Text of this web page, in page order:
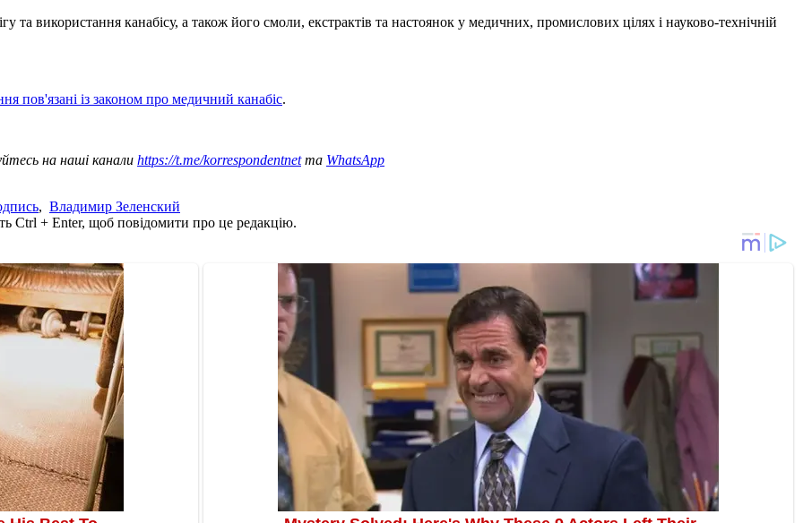
використання канабісу, а також його смоли, екстрактів та настоянок у медичних, промислових цілях і науково-технічній
пов'язані із законом про медичний канабіс.
на наші канали https://t.me/korrespondentnetта WhatsApp
, Владимир Зеленский
Ctrl + Enter, щоб повідомити про це редакцію.